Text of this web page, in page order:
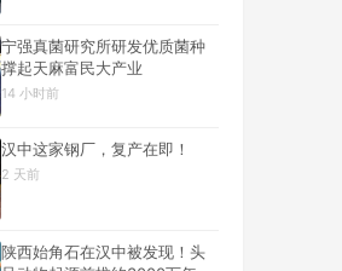
宁强真菌研究所研发优质菌种
撑起天麻富民大产业
14 小时前
汉中这家钢厂，复产在即！
2 天前
陕西始角石在汉中被发现！头